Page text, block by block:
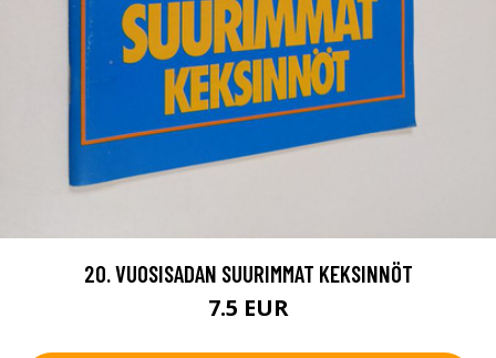
20. VUOSISADAN SUURIMMAT KEKSINNÖT
7.5 EUR